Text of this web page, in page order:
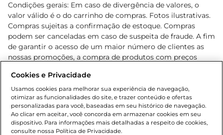
Condições gerais: Em caso de divergência de valores, o
valor válido é o do carrinho de compras. Fotos ilustrativas.
Compras sujeitas a confirmação de estoque. Compras
podem ser canceladas em caso de suspeita de fraude. A fim
de garantir o acesso de um maior número de clientes as
nossas promoções, a compra de produtos com preços
cliente. Os preços, ofertas e condições são exclusivos para
o e-commerce e válidos durante o dia de hoje, podendo
sofrer alterações sem prévia notificação. Proibida a venda
de bebidas alcoólicas para menores de 18 anos, conforme
Lei n.º 8069/90, art. 81, inciso II (Estatuto da Criança e do
Adolescente). Preços e condições exclusivos para o
Cookies e Privacidade
Usamos cookies para melhorar sua experiência de navegação,
otimizar as funcionalidades do site, e trazer conteúdo e ofertas
personalizadas para você, baseadas em seu histórico de navegação.
Ao clicar em aceitar, você concorda em armazenar cookies em seu
dispositivo. Para informações mais detalhadas a respeito de cookies,
consulte nossa Política de Privacidade.